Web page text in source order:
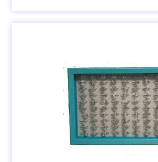
SPEELGOED & UITDEELCADEAUTJES
PARTIJHANDEL EN SALE